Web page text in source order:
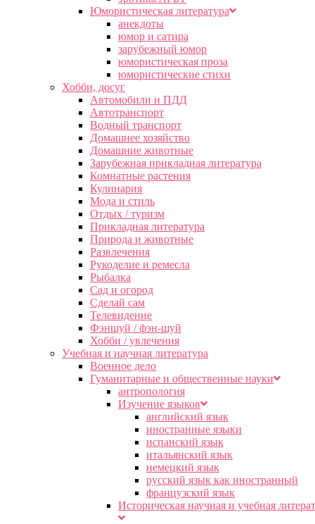
Юмористическая литература
анекдоты
юмор и сатира
зарубежный юмор
юмористическая проза
юмористические стихи
Хобби, досуг
Автомобили и ПДД
Автотранспорт
Водный транспорт
Домашнее хозяйство
Домашние животные
Зарубежная прикладная литература
Комнатные растения
Кулинария
Мода и стиль
Отдых / туризм
Прикладная литература
Природа и животные
Развлечения
Рукоделие и ремесла
Рыбалка
Сад и огород
Сделай сам
Телевидение
Фэншуй / фэн-шуй
Хобби / увлечения
Учебная и научная литература
Военное дело
Гуманитарные и общественные науки
антропология
Изучение языков
английский язык
иностранные языки
испанский язык
итальянский язык
немецкий язык
русский язык как иностранный
французский язык
Историческая научная и учебная